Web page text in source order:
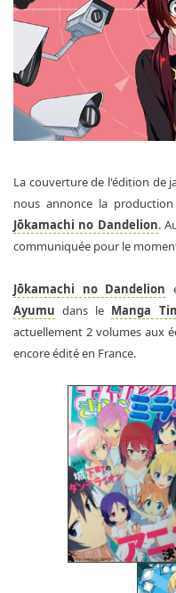
La couverture de l'édition de
nous annonce la
Jōkamachi no Dandelion.
communiquée pour le
Jōkamachi no Dandelion
Ayumu dans le Manga
actuellement 2 volumes aux
encore édité en France.